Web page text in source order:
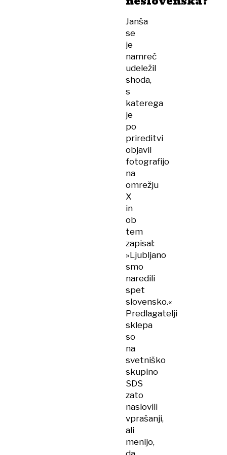
Janša
se
je
namreč
udeležil
shoda,
s
katerega
je
po
prireditvi
objavil
fotografijo
na
omrežju
X
in
ob
tem
zapisal:
»Ljubljano
smo
naredili
spet
slovensko.«
Predlagatelji
sklepa
so
na
svetniško
skupino
SDS
zato
naslovili
vprašanji,
ali
menijo,